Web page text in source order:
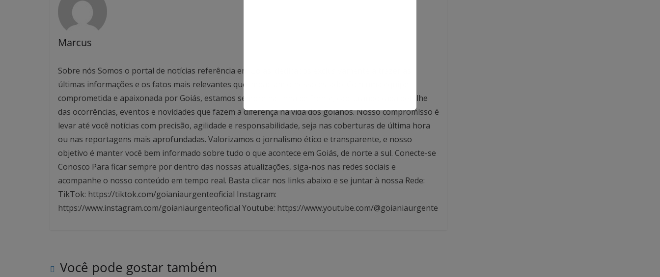
Marcus
Sobre nós Somos o portal de notícias referência em Goiás, dedicados exclusivamente a trazer as
últimas informações e os fatos mais relevantes que impactam o nosso estado. Com uma equipe
comprometida e apaixonada por Goiás, estamos sempre na linha de frente, capturando cada detalhe
das ocorrências, eventos e novidades que fazem a diferença na vida dos goianos. Nosso compromisso é
levar até você notícias com precisão, agilidade e responsabilidade, seja nas coberturas de última hora
ou nas reportagens mais aprofundadas. Valorizamos o jornalismo ético e transparente, e nosso
objetivo é manter você bem informado sobre tudo o que acontece em Goiás, de norte a sul. Conecte-se
Conosco Para ficar sempre por dentro das nossas atualizações, siga-nos nas redes sociais e
acompanhe o nosso conteúdo em tempo real. Basta clicar nos links abaixo e se juntar à nossa Rede:
TikTok: https://tiktok.com/goianiaurgenteoficial Instagram:
https://www.instagram.com/goianiaurgenteoficial Youtube: https://www.youtube.com/@goianiaurgente
Você pode gostar também